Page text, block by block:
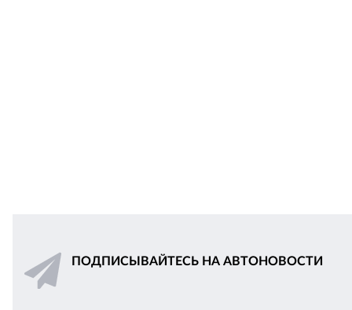
ПОДПИСЫВАЙТЕСЬ НА АВТОНОВОСТИ